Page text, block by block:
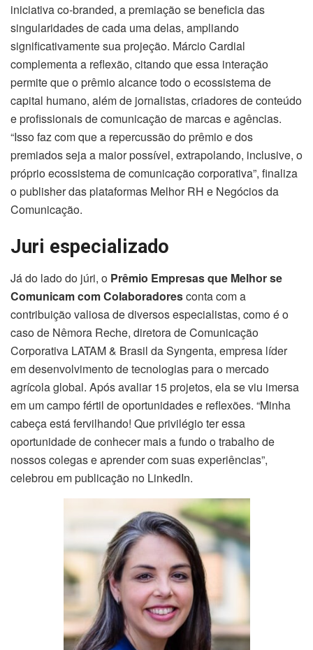
iniciativa co-branded, a premiação se beneficia das
singularidades de cada uma delas, ampliando
significativamente sua projeção. Márcio Cardial
complementa a reflexão, citando que essa interação
permite que o prêmio alcance todo o ecossistema de
capital humano, além de jornalistas, criadores de conteúdo
e profissionais de comunicação de marcas e agências.
“Isso faz com que a repercussão do prêmio e dos
premiados seja a maior possível, extrapolando, inclusive, o
próprio ecossistema de comunicação corporativa”, finaliza
o publisher das plataformas Melhor RH e Negócios da
Comunicação.
Juri especializado
Já do lado do júri, o Prêmio Empresas que Melhor se
Comunicam com Colaboradoresconta com a
contribuição valiosa de diversos especialistas, como é o
caso de Nêmora Reche, diretora de Comunicação
Corporativa LATAM & Brasil da Syngenta, empresa líder
em desenvolvimento de tecnologias para o mercado
agrícola global. Após avaliar 15 projetos, ela se viu imersa
em um campo fértil de oportunidades e reflexões. “Minha
cabeça está fervilhando! Que privilégio ter essa
oportunidade de conhecer mais a fundo o trabalho de
nossos colegas e aprender com suas experiências”,
celebrou em publicação no LinkedIn.